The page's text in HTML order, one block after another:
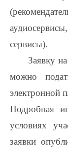
сервисы).
Заявку на
можно
Подробная
условиях
заявки